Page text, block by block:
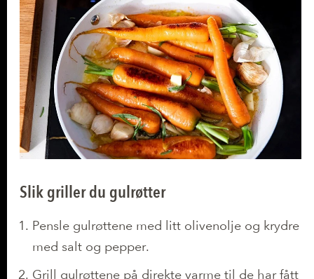
Slik griller du gulrøtter
Pensle gulrøttene med litt olivenolje og krydre
med salt og pepper.
Grill gulrøttene på direkte varme til de har fått